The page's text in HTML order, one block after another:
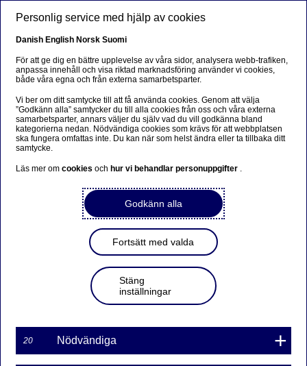
Beklager...
Siden findes desværre ikke på dansk
Bliv på siden|Fortsæt til en relateret side på dansk
Nordea presenterar
resultatet för andra kvartalet
2019 torsdagen den 18 juli
Pressmeddelande | 2019-07-08 13:10
Rapporten publiceras cirka kl 07.30 EET (06.30 CET).
Personlig service med hjälp av cookies
Danish English Norsk Suomi
För att ge dig en bättre upplevelse av våra sidor, analysera webb-trafiken,
anpassa innehåll och visa riktad marknadsföring använder vi cookies,
både våra egna och från externa samarbetsparter.
Vi ber om ditt samtycke till att få använda cookies. Genom att välja
”Godkänn alla” samtycker du till alla cookies från oss och våra externa
samarbetsparter, annars väljer du själv vad du vill godkänna bland
kategorierna nedan. Nödvändiga cookies som krävs för att webbplatsen
ska fungera omfattas inte. Du kan när som helst ändra eller ta tillbaka ditt
samtycke.
Läs mer omcookiesoch hur vi behandlar personuppgifter .
Godkänn alla
Fortsätt med valda
Stäng
inställningar
20 Nödvändiga